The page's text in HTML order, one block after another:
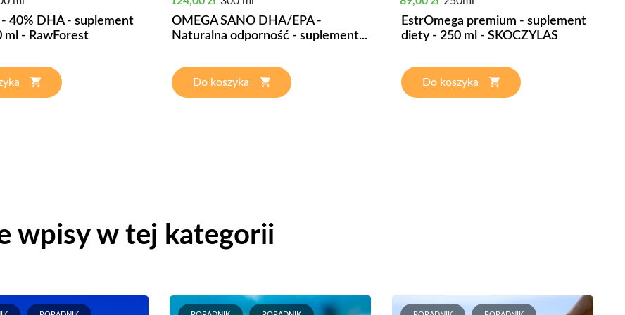
- 40% DHA - suplement
ml - RawForest
OMEGA SANO DHA/EPA -
Naturalna odporność - suplement...
Do koszyka
EstrOmega premium - suplement
diety - 250 ml - SKOCZYLAS
Do koszyka
wpisy w tej kategorii